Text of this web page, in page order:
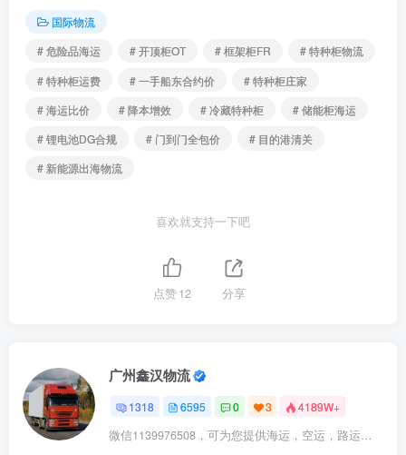
国际物流
# 危险品海运
# 开顶柜OT # 框架柜FR
# 特种柜物流
# 特种柜运费
# 一手船东合约价
# 特种柜庄家
# 海运比价
# 降本增效 # 冷藏特种柜
# 储能柜海运
# 锂电池DG合规
# 门到门全包价
# 目的港清关
# 新能源出海物流
喜欢就支持一下吧
点赞12 分享
广州鑫汉物流
1318 6595 0 3 4189W+
微信1139976508，可为您提供海运，空运，路运，铁路运输